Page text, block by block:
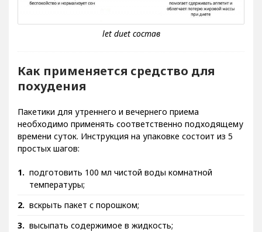
Как применяется средство для
похудения
Пакетики для утреннего и вечернего приема
необходимо применять соответственно подходящему
времени суток. Инструкция на упаковке состоит из 5
простых шагов:
подготовить 100 мл чистой воды комнатной
температуры;
вскрыть пакет с порошком;
высыпать содержимое в жидкость;